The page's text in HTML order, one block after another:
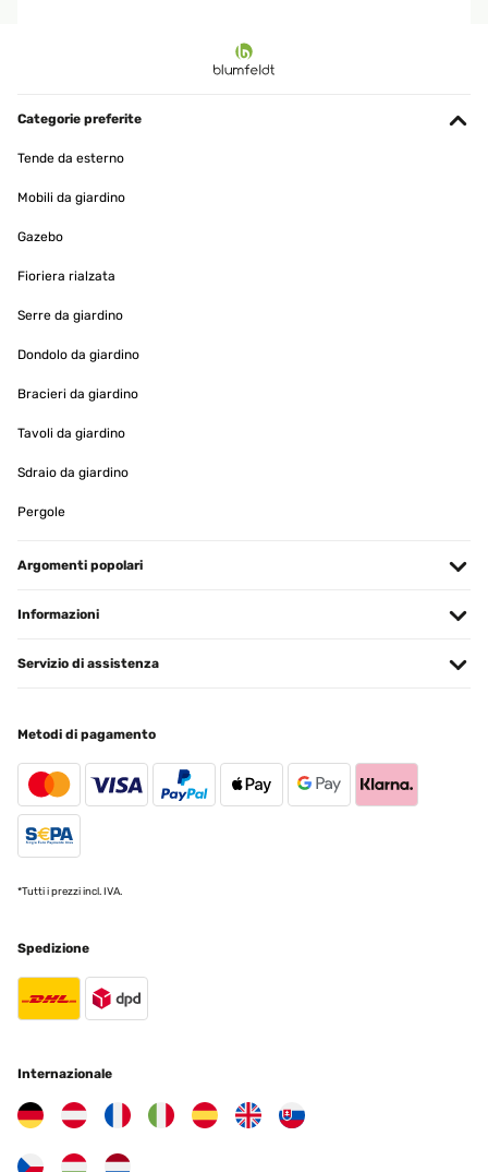
Categorie preferite
Tende da esterno
Mobili da giardino
Gazebo
Fioriera rialzata
Serre da giardino
Dondolo da giardino
Bracieri da giardino
Tavoli da giardino
Sdraio da giardino
Pergole
Argomenti popolari
Informazioni
Servizio di assistenza
Metodi di pagamento
*Tutti i prezzi incl. IVA.
Spedizione
Internazionale